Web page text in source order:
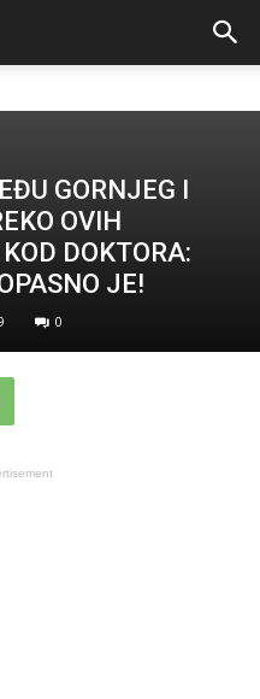
GORNJEG I
OVIH
DOKTORA:
JE!
0